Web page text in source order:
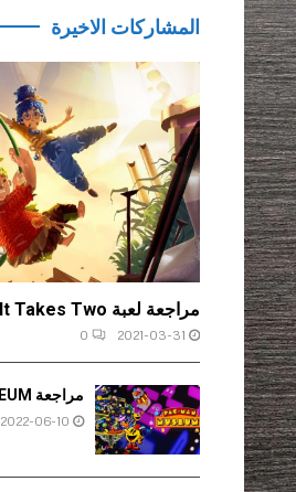
المشاركات الاخيرة
مراجعة لعبة It Takes Two
2021-03-31
0
مراجعة PAC-MAN MUSEUM+
2022-06-10